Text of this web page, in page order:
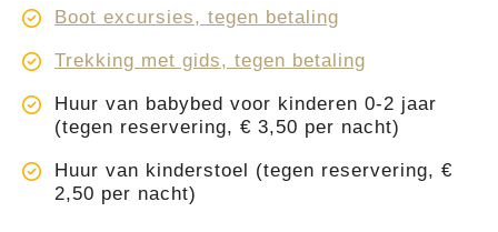
Boot excursies, tegen betaling
Trekking met gids, tegen betaling
Huur van babybed voor kinderen 0-2 jaar
(tegen reservering, € 3,50 per nacht)
Huur van kinderstoel (tegen reservering, €
2,50 per nacht)